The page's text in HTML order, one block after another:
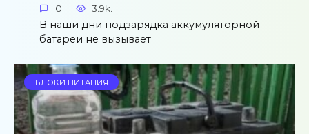
0 3.9k.
В наши дни подзарядка аккумуляторной
батареи не вызывает
БЛОКИ ПИТАНИЯ